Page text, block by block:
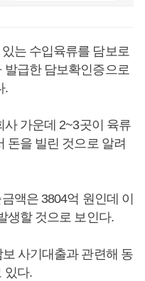
는 수입육류를 담보로
발급한 담보확인증으로
.
가운데 2~3곳이 육류
돈을 빌린 것으로 알려
액은 3804억 원인데 이
생할 것으로 보인다.
사기대출과 관련해 동
있다.